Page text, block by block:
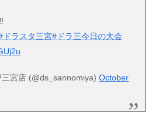
ドラスタ三宮#ドラ三今日の大会
宮店 (@ds_sannomiya)October